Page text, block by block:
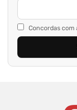
Concordas com